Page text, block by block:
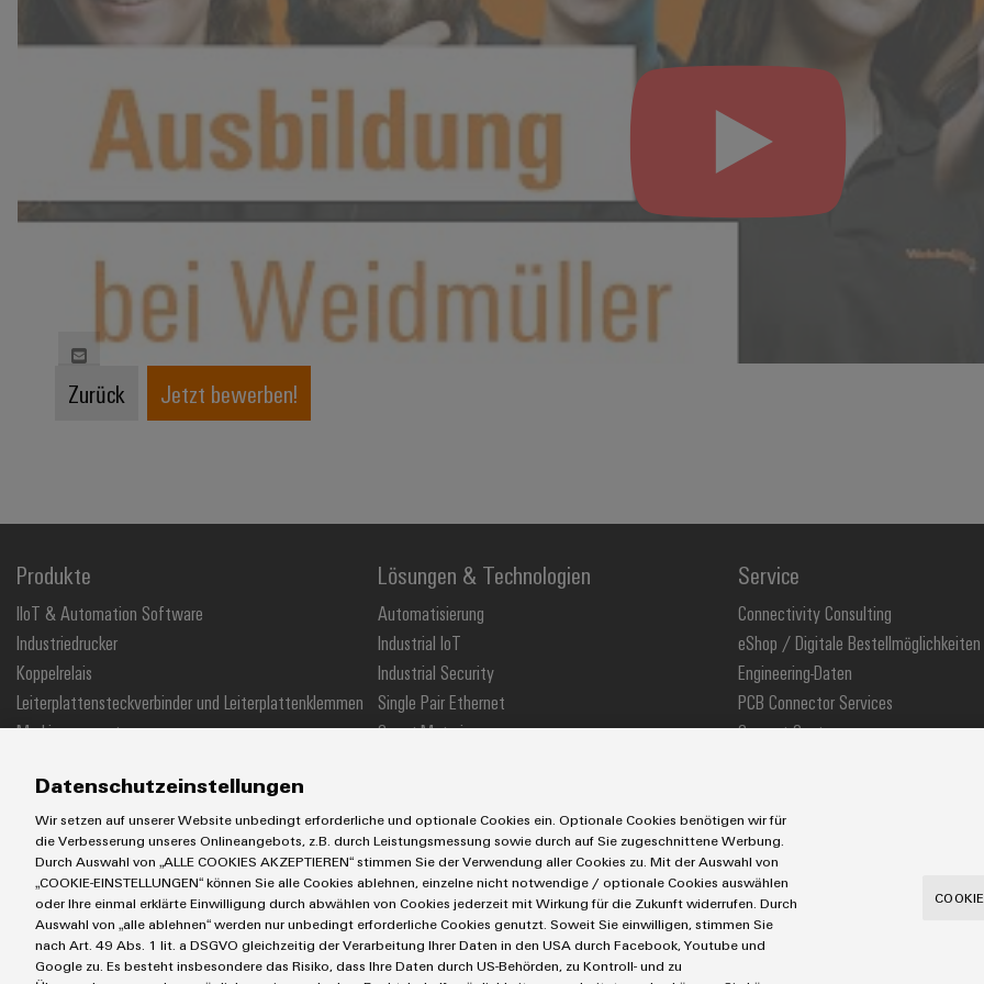
Zurück Jetzt bewerben!
Produkte
IIoT & Automation Software
Industriedrucker
Koppelrelais
Leiterplattensteckverbinder und Leiterplattenklemmen
Markierungssysteme
Stromversorgungen
Lösungen & Technologien
Automatisierung
Industrial IoT
Industrial Security
Single Pair Ethernet
Smart Metering
Service
Connectivity Consulting
eShop / Digitale Bestellmöglichkeiten
Engineering-Daten
PCB Connector Services
Support Center
AGB Impressum Einkaufs- /Lieferanteninformationen Datenschutzerklärung Cookie Richtlinie
Cookie Einstellungen
Weidmüller GmbH & Co KG
Klingenbergstraße 26 32758 Detmold Tel.: +49 5231 14-280 Fax +49 5231 14-28116
Datenschutzeinstellungen
Wir setzen auf unserer Website unbedingt erforderliche und optionale Cookies ein. Optionale Cookies benötigen wir für
die Verbesserung unseres Onlineangebots, z.B. durch Leistungsmessung sowie durch auf Sie zugeschnittene Werbung.
Durch Auswahl von „ALLE COOKIES AKZEPTIEREN“ stimmen Sie der Verwendung aller Cookies zu. Mit der Auswahl von
„COOKIE-EINSTELLUNGEN“ können Sie alle Cookies ablehnen, einzelne nicht notwendige / optionale Cookies auswählen
oder Ihre einmal erklärte Einwilligung durch abwählen von Cookies jederzeit mit Wirkung für die Zukunft widerrufen. Durch
Auswahl von „alle ablehnen“ werden nur unbedingt erforderliche Cookies genutzt. Soweit Sie einwilligen, stimmen Sie
nach Art. 49 Abs. 1 lit. a DSGVO gleichzeitig der Verarbeitung Ihrer Daten in den USA durch Facebook, Youtube und
Google zu. Es besteht insbesondere das Risiko, dass Ihre Daten durch US-Behörden, zu Kontroll- und zu